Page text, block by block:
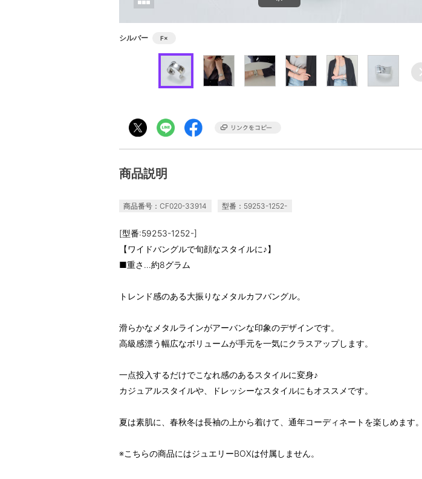
シルバー F×
商品説明
商品番号：CF020-33914 型番：59253-1252-
[型番:59253-1252-]
【ワイドバングルで旬顔なスタイルに♪】
■重さ…約8グラム
トレンド感のある大振りなメタルカフバングル。
滑らかなメタルラインがアーバンな印象のデザインです。
高級感漂う幅広なボリュームが手元を一気にクラスアップします。
一点投入するだけでこなれ感のあるスタイルに変身♪
カジュアルスタイルや、ドレッシーなスタイルにもオススメです。
夏は素肌に、春秋冬は長袖の上から着けて、通年コーディネートを楽しめます。
※こちらの商品にはジュエリーBOXは付属しません。